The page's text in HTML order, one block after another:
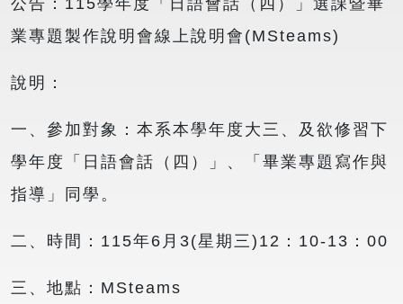
業專題製作說明會線上說明會(MSteams)
說明：
一、參加對象：本系本學年度大三、及欲修習下
學年度「日語會話（四）」、「畢業專題寫作與
指導」同學。
二、時間：115年6月3(星期三)12：10-13：00
三、地點：MSteams